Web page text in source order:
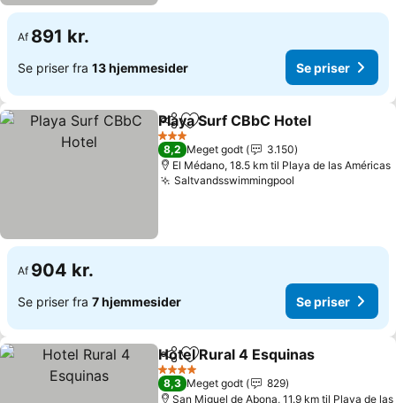
Af 891 kr.
Se priser fra 13 hjemmesider Se priser
Del Føj til favoritter
Playa Surf CBbC Hotel
3 Stjerner
8,2 Meget godt
3.150
El Médano, 18.5 km til Playa de las Américas
Saltvandsswimmingpool
Af 904 kr.
Se priser fra 7 hjemmesider Se priser
Del Føj til favoritter
Hotel Rural 4 Esquinas
4 Stjerner
8,3 Meget godt
829
San Miguel de Abona, 11.9 km til Playa de las